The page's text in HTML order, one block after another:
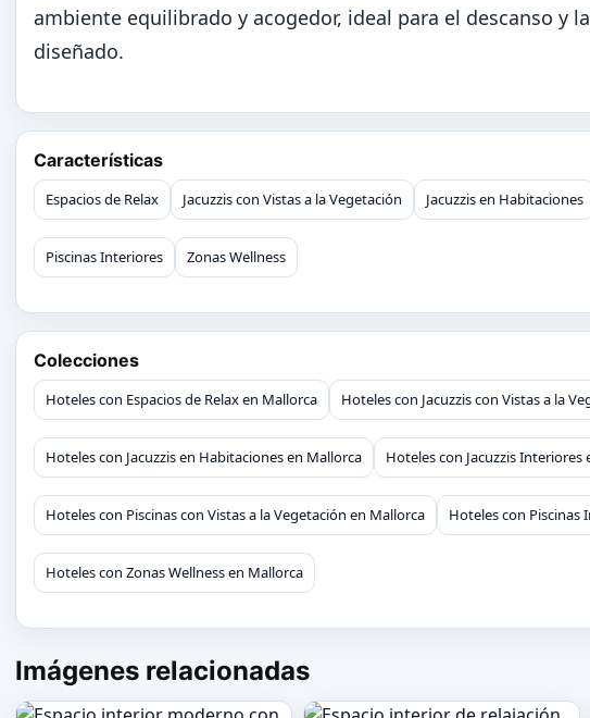
ambiente equilibrado y acogedor, ideal para el descanso y
diseñado.
Características
Espacios de Relax Jacuzzis con Vistas a la Vegetación Jacuzzis en Habitaciones
Piscinas Interiores Zonas Wellness
Colecciones
Hoteles con Espacios de Relax en Mallorca Hoteles con Jacuzzis con Vistas a la
Hoteles con Jacuzzis en Habitaciones en Mallorca Hoteles con Jacuzzis Interiores
Hoteles con Piscinas con Vistas a la Vegetación en Mallorca Hoteles con Piscinas
Hoteles con Zonas Wellness en Mallorca
Imágenes relacionadas